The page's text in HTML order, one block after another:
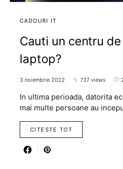
CADOURI IT
Cauti un centru
laptop?
3 noiembrie 2022 737 views
In ultima perioada, datorita
mai multe persoane au
CITESTE TOT